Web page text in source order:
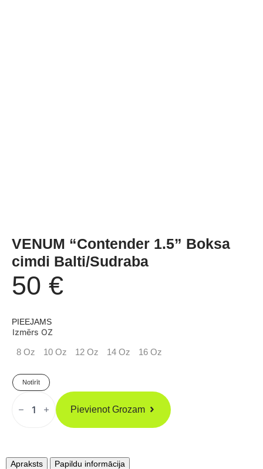
VENUM “Contender 1.5” Boksa
cimdi Balti/Sudraba
50 €
PIEEJAMS
Izmērs OZ
8 Oz
10 Oz 12 Oz 14 Oz 16 Oz
Notīrīt
1.5"
Pievienot Grozam
Apraksts Papildu informācija